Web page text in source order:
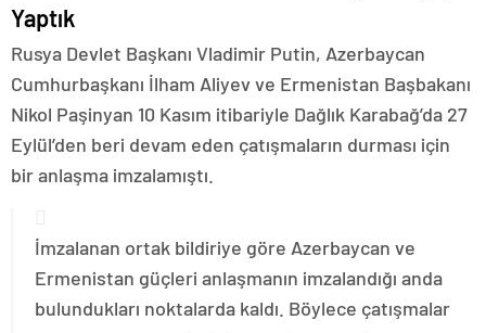
Yaptık
Rusya Devlet Başkanı Vladimir Putin, Azerbaycan
Cumhurbaşkanı İlham Aliyev ve Ermenistan Başbakanı
Nikol Paşinyan 10 Kasım itibariyle Dağlık Karabağ’da 27
Eylül’den beri devam eden çatışmaların durması için
bir anlaşma imzalamıştı.
İmzalanan ortak bildiriye göre Azerbaycan ve
Ermenistan güçleri anlaşmanın imzalandığı anda
bulundukları noktalarda kaldı. Böylece çatışmalar